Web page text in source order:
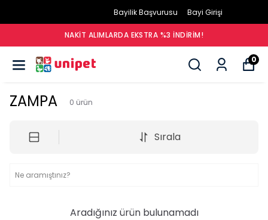
Bayilik Başvurusu Bayi Girişi
NAKIT ALIMLARDA EKSTRA %3 İNDIRIM!
0
ZAMPA 0 ürün
Sırala
Aradığınız ürün bulunamadı